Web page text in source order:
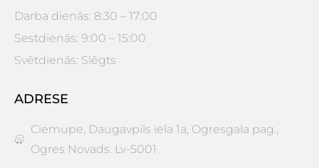
Darba dienās: 8:30 – 17:00
Sestdienās: 9:00 – 15:00
Svētdienās: Slēgts
ADRESE
Ciemupe, Daugavpils iela 1a, Ogresgala pag.,
Ogres Novads. Lv-5001